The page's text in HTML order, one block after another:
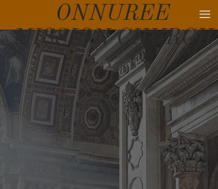
ONNUREE
MISSION CHURCH